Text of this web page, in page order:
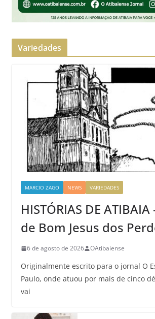
Variedades
MARCIO ZAGO NEWS VARIEDADES
HISTÓRIAS DE ATIBAIA
de Bom Jesus dos
6 de agosto de 2026 OAtibaiense
Originalmente escrito para o jornal O
Paulo, onde atuou por mais de cinco
vai